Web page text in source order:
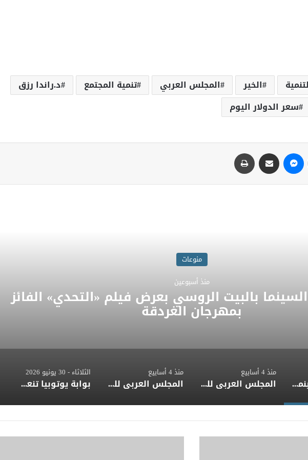
الخير المجلس العربي تنمية المجتمع
د.راندا رزق
سعر الدولار اليوم
منوعات
منذ أسبوعين
بالبيت الروسي بعرض فيلم «التحدي» الفائز
بمهرجان الغردقة
عودة نادي السينما بالبيت الروسي بعرض فيلم «التحدي» الفائز بمهرجان الغردقة
منذ 4 أسابيع
المجلس العربي للمسؤولية المجتمعية يعزي أمير دولة قطر في وفاة الأمير الوالد ويؤكد مشاطرته للأشقاء أحزانهم
منذ 4 أسابيع
المجلس العربي للمسؤولية المجتمعية يهنئ المصرفي وليد الشربيني بمنصبه الجديد في بنك التنمية الصناعية
الثلاثاء - 30 يونيو 2026
بوابة يوتوبيا تنعي زوج الدكتورة نيفين الكيلاني وزير الثقافة الأسبق